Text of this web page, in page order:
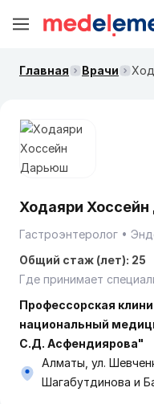
Главная Врачи
Ходаяри
Гастроэнтеролог
Общий стаж (лет): 25
Где принимает
Профессорская
национальный
С.Д. Асфендиярова"
Алматы, ул.
Шагабутдинова и